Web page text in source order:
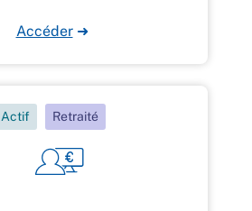
Accéder ➜
Actif Retraité